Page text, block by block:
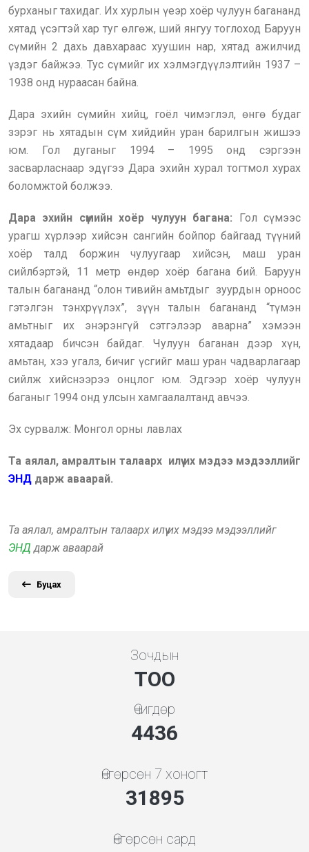
бурханыг тахидаг. Их хурлын үеэр хоёр чулуун багананд
хятад үсэгтэй хар туг өлгөж, ший янгуу тоглоход Баруун
сүмийн 2 дахь давхараас хуушин нар, хятад ажилчид
үздэг байжээ. Тус сүмийг их хэлмэгдүүлэлтийн 1937 –
1938 онд нураасан байна.
Дара эхийн сүмийн хийц, гоёл чимэглэл, өнгө будаг
зэрэг нь хятадын сүм хийдийн уран барилгын жишээ
юм. Гол дуганыг 1994 – 1995 онд сэргээн
засварласнаар эдүгээ Дара эхийн хурал тогтмол хурах
боломжтой болжээ.
Дара эхийн сүмийн хоёр чулуун багана: Гол сүмээс
урагш хүрлээр хийсэн сангийн бойпор байгаад түүний
хоёр талд боржин чулуугаар хийсэн, маш уран
сийлбэртэй, 11 метр өндөр хоёр багана бий. Баруун
талын багананд “олон тивийн амьтдыг зуурдын орноос
гэтэлгэн тэнхрүүлэх”, зүүн талын багананд “түмэн
амьтныг их энэрэнгүй сэтгэлээр аварна” хэмээн
хятадаар бичсэн байдаг. Чулуун баганан дээр хүн,
амьтан, хээ угалз, бичиг үсгийг маш уран чадварлагаар
сийлж хийснээрээ онцлог юм. Эдгээр хоёр чулуун
баганыг 1994 онд улсын хамгаалалтанд авчээ.
Эх сурвалж: Монгол орны лавлах
Та аялал, амралтын талаарх илүү их мэдээ мэдээллийг
ЭНД дарж аваарай.
Та аялал, амралтын талаарх илүү их мэдээ мэдээллийг
ЭНД дарж аваарай
Буцах
Зочдын
ТОО
Өчигдөр
4948
Өнгөрсөн 7 хоногт
35575
Өнгөрсөн сард